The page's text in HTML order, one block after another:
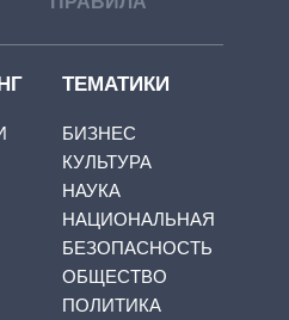
ТЕМАТИКИ
БИЗНЕС
КУЛЬТУРА
НАУКА
НАЦИОНАЛЬНАЯ
БЕЗОПАСНОСТЬ
ОБЩЕСТВО
ПОЛИТИКА